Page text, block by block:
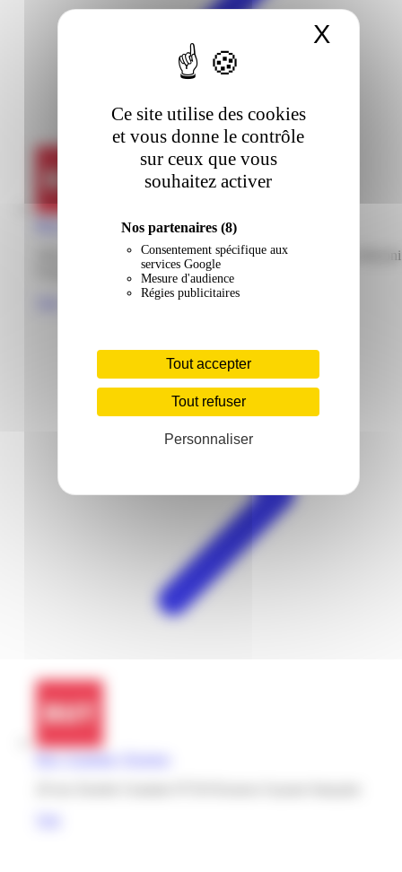
Ce site utilise des cookies
et vous donne le contrôle
sur ceux que vous
souhaitez activer
Nos partenaires (8)
Consentement spécifique aux
services Google
Mesure d'audience
Régies publicitaires
Tout accepter
Tout refuser
Personnaliser
X
But | Colomb | Saint-Laurent-Du-Maroni
336 avenue Christophe Colomb 97320 Saint-Laurent-du-Maroni
But | Gramme | Kourou